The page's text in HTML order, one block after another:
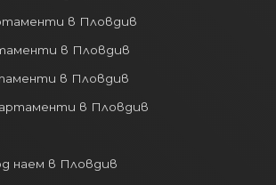
улесняваща
Ключов
възел с достъп до
основни магистрали и
ЖП гара:
и съседни държави.
в Пловдив
в Пловдив
в Пловдив
в Пловдив
наем в Пловдив